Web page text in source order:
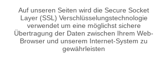
Auf unseren Seiten wird die Secure Socket
Layer (SSL) Verschlüsselungstechnologie
verwendet um eine möglichst sichere
Übertragung der Daten zwischen Ihrem Web-
Browser und unserem Internet-System zu
gewährleisten